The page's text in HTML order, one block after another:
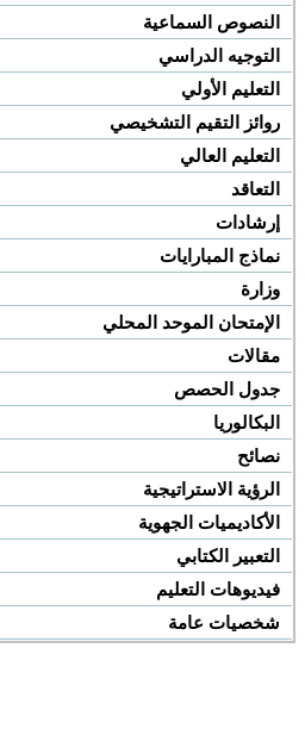
النصوص السماعية
التوجيه الدراسي
التعليم الأولي
روائز التقيم التشخيصي
التعليم العالي
التعاقد
إرشادات
نماذج المبارايات
وزارة
الإمتحان الموحد المحلي
مقالات
جدول الحصص
البكالوريا
نصائح
الرؤية الاستراتيجية
الأكاديميات الجهوية
التعبير الكتابي
فيديوهات التعليم
شخصيات عامة